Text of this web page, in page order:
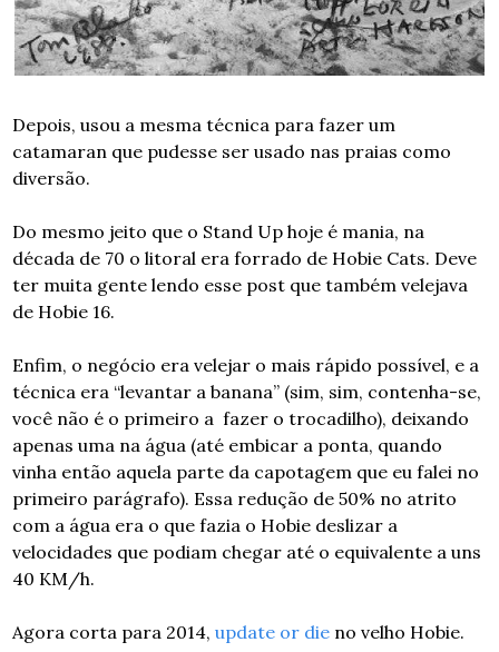
Depois, usou a mesma técnica para fazer um
catamaran que pudesse ser usado nas praias como
diversão.
Do mesmo jeito que o Stand Up hoje é mania, na
década de 70 o litoral era forrado de Hobie Cats. Deve
ter muita gente lendo esse post que também velejava
de Hobie 16.
Enfim, o negócio era velejar o mais rápido possível, e a
técnica era “levantar a banana” (sim, sim, contenha-se,
você não é o primeiro a  fazer o trocadilho), deixando
apenas uma na água (até embicar a ponta, quando
vinha então aquela parte da capotagem que eu falei no
primeiro parágrafo). Essa redução de 50% no atrito
com a água era o que fazia o Hobie deslizar a
velocidades que podiam chegar até o equivalente a uns
40 KM/h.
Agora corta para 2014, update or die no velho Hobie.